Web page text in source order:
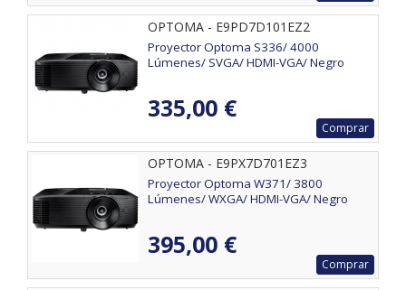
OPTOMA - E9PD7D101EZ2
Proyector Optoma S336/ 4000
Lúmenes/ SVGA/ HDMI-VGA/ Negro
335,00 €
Comprar
OPTOMA - E9PX7D701EZ3
Proyector Optoma W371/ 3800
Lúmenes/ WXGA/ HDMI-VGA/ Negro
395,00 €
Comprar